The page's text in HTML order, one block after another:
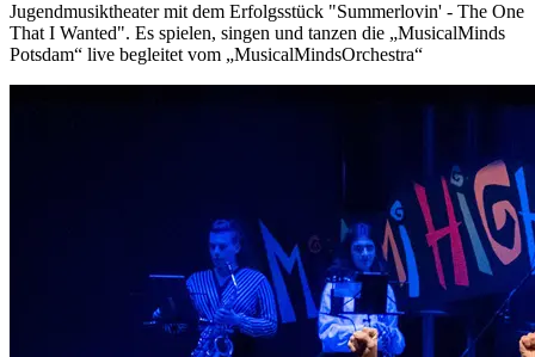
Jugendmusiktheater mit dem Erfolgsstück "Summerlovin' - The One
That I Wanted". Es spielen, singen und tanzen die „MusicalMinds
Potsdam“ live begleitet vom „MusicalMindsOrchestra“